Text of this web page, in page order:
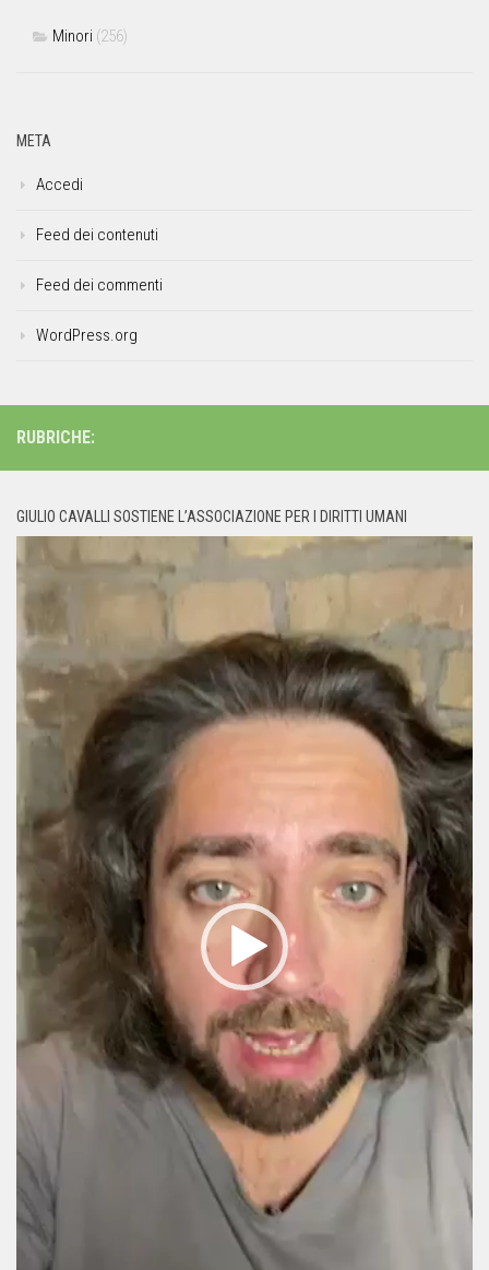
Minori (256)
META
Accedi
Feed dei contenuti
Feed dei commenti
WordPress.org
RUBRICHE:
GIULIO CAVALLI SOSTIENE L’ASSOCIAZIONE PER I DIRITTI UMANI
Player